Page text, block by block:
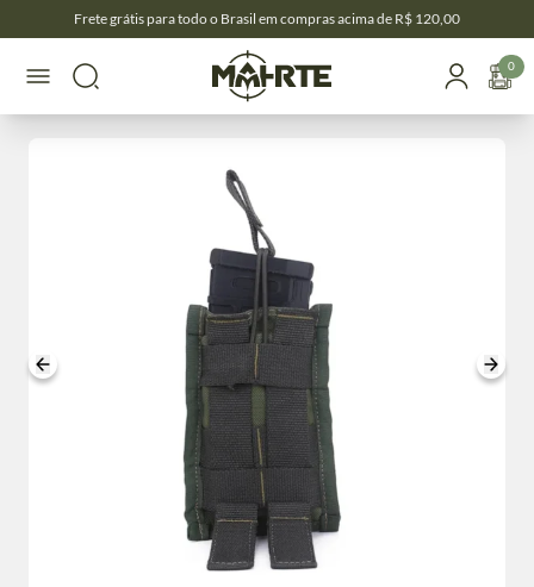
Frete grátis para todo o Brasil em compras acima de R$ 120,00
0